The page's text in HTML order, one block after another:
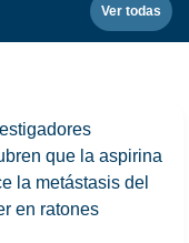
Ver todas